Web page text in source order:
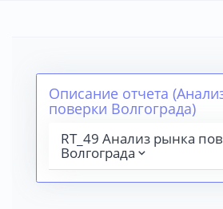
Описание отчета
поверки Волгограда)
RT_49 Анализ рынка
Волгограда